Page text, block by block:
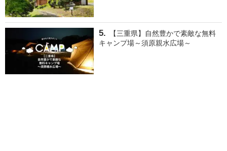
【三重県】自然豊かで素敵な無料
キャンプ場～須原親水広場～